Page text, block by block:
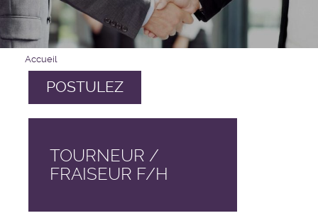
Accueil
POSTULEZ
TOURNEUR /
FRAISEUR F/H